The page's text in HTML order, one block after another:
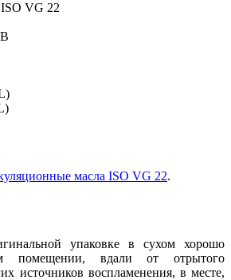
ISO VG 22
масла ISO VG 22.
упаковке в сухом хорошо
помещении, вдали от отрытого
источников воспламенения, в месте,